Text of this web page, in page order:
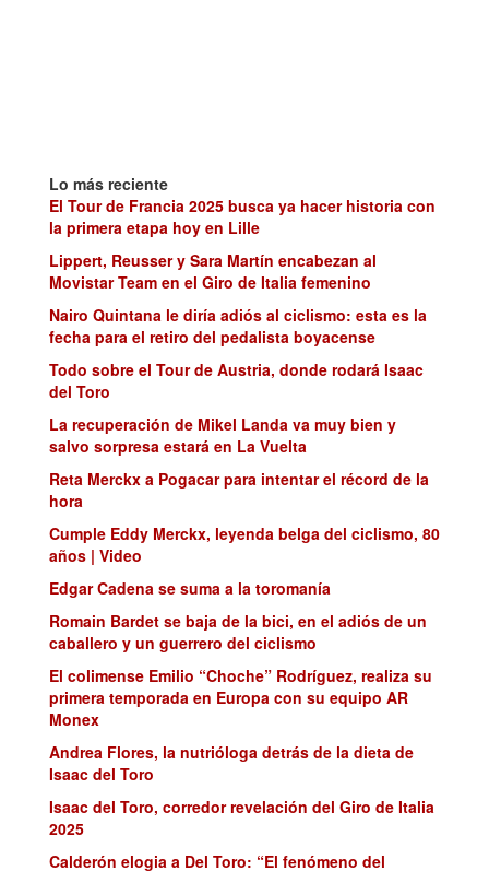
Lo más reciente
El Tour de Francia 2025 busca ya hacer historia con
la primera etapa hoy en Lille
Lippert, Reusser y Sara Martín encabezan al
Movistar Team en el Giro de Italia femenino
Nairo Quintana le diría adiós al ciclismo: esta es la
fecha para el retiro del pedalista boyacense
Todo sobre el Tour de Austria, donde rodará Isaac
del Toro
La recuperación de Mikel Landa va muy bien y
salvo sorpresa estará en La Vuelta
Reta Merckx a Pogacar para intentar el récord de la
hora
Cumple Eddy Merckx, leyenda belga del ciclismo, 80
años | Video
Edgar Cadena se suma a la toromanía
Romain Bardet se baja de la bici, en el adiós de un
caballero y un guerrero del ciclismo
El colimense Emilio “Choche” Rodríguez, realiza su
primera temporada en Europa con su equipo AR
Monex
Andrea Flores, la nutrióloga detrás de la dieta de
Isaac del Toro
Isaac del Toro, corredor revelación del Giro de Italia
2025
Calderón elogia a Del Toro: “El fenómeno del